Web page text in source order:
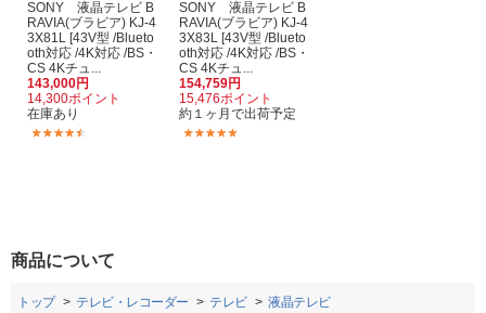
SONY 液晶テレビ B
RAVIA(ブラビア) KJ-4
3X81L [43V型 /Blueto
oth対応 /4K対応 /BS・
CS 4Kチュ...
143,000円
14,300ポイント
在庫あり
SONY 液晶テレビ B
RAVIA(ブラビア) KJ-4
3X83L [43V型 /Blueto
oth対応 /4K対応 /BS・
CS 4Kチュ...
154,759円
15,476ポイント
約１ヶ月で出荷予定
商品について
トップ テレビ・レコーダー テレビ 液晶テレビ